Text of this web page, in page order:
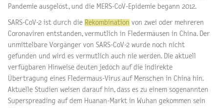
Pandemie ausgelöst, und die MERS-CoV-Epidemie begann 2012.
SARS-CoV-2 ist durch die Rekombination von zwei oder mehreren
Coronaviren entstanden, vermutlich in Fledermäusen in China. Der
unmittelbare Vorgänger von SARS-CoV-2 wurde noch nicht
gefunden und wird es vermutlich auch nie werden. Die aktuell
verfügbaren Hinweise deuten jedoch auf die indirekte
Übertragung eines Fledermaus-Virus auf Menschen in China hin.
Aktuelle Studien weisen darauf hin, dass es zu einem sogenannten
Superspreading auf dem Huanan-Markt in Wuhan gekommen sein